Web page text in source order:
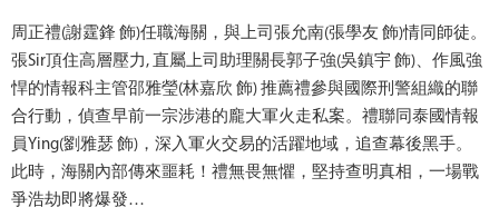
周正禮(謝霆鋒 飾)任職海關，與上司張允南(張學友 飾)情同師徒。
張Sir頂住高層壓力, 直屬上司助理關長郭子強(吳鎮宇 飾)、作風強
悍的情報科主管邵雅瑩(林嘉欣 飾) 推薦禮參與國際刑警組織的聯
合行動，偵查早前一宗涉港的龐大軍火走私案。禮聯同泰國情報
員Ying(劉雅瑟 飾)，深入軍火交易的活躍地域，追查幕後黑手。
此時，海關內部傳來噩耗！禮無畏無懼，堅持查明真相，一場戰
爭浩劫即將爆發…